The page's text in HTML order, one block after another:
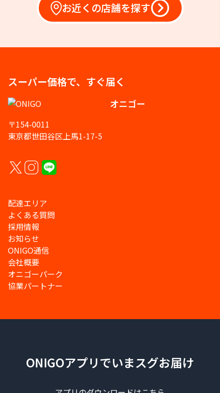
お近くの店舗を探す
スーパー価格で、すぐ届く
オニゴー
〒154-0011
東京都世田谷区上馬1-17-5
配達エリア
よくある質問
採用情報
お知らせ
ONIGO通信
会社概要
オニゴーパーク
協業パートナー
ONIGOアプリでいまスグお届け